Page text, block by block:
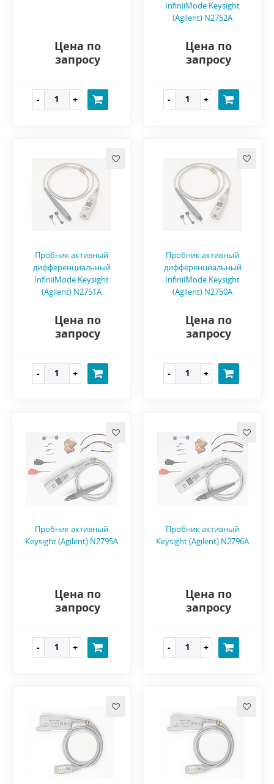
Цена по
запросу
InfiniiMode Keysight
(Agilent) N2752A
Цена по
запросу
Пробник активный
дифференциальный
InfiniiMode Keysight
(Agilent) N2751A
Цена по
запросу
Пробник активный
дифференциальный
InfiniiMode Keysight
(Agilent) N2750A
Цена по
запросу
Пробник активный
Keysight (Agilent) N2795A
Цена по
запросу
Пробник активный
Keysight (Agilent) N2796A
Цена по
запросу